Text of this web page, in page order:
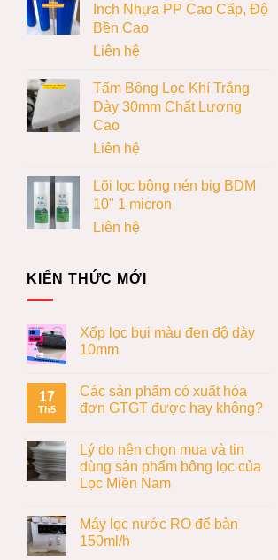
Inch Nhựa PP Cao Cấp, Độ
Bền Cao
Liên hệ
Tấm Bông Lọc Khí Trắng
Dày 30mm Chất Lượng
Cao
Liên hệ
Lõi lọc bông nén big BDM
10" 1 micron
Liên hệ
KIẾN THỨC MỚI
Xốp lọc bụi màu đen độ dày
10mm
17
Th5
Các sản phẩm có xuất hóa
đơn GTGT được hay không?
Lý do nên chọn mua và tin
dùng sản phẩm bông lọc của
Lọc Miền Nam
Máy lọc nước RO để bàn
150ml/h